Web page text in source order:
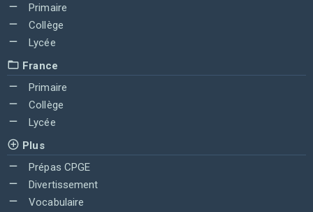
Primaire
Collège
Lycée
France
Primaire
Collège
Lycée
Plus
Prépas CPGE
Divertissement
Vocabulaire